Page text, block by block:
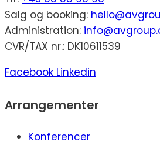
Salg og booking:
Administration:
CVR/TAX nr.: DK10611539
Facebook Linkedin
Arrangementer
Konferencer